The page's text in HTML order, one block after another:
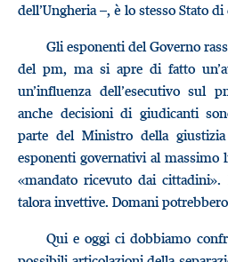
dell’Ungheria –, è lo stesso Stato
Gli esponenti del Governo
del pm, ma si apre di fatto
un’influenza dell’esecutivo
anche decisioni di giudicanti
parte del Ministro della
esponenti governativi al massimo
«mandato ricevuto dai cittadini».
talora invettive. Domani
Qui e oggi ci dobbiamo